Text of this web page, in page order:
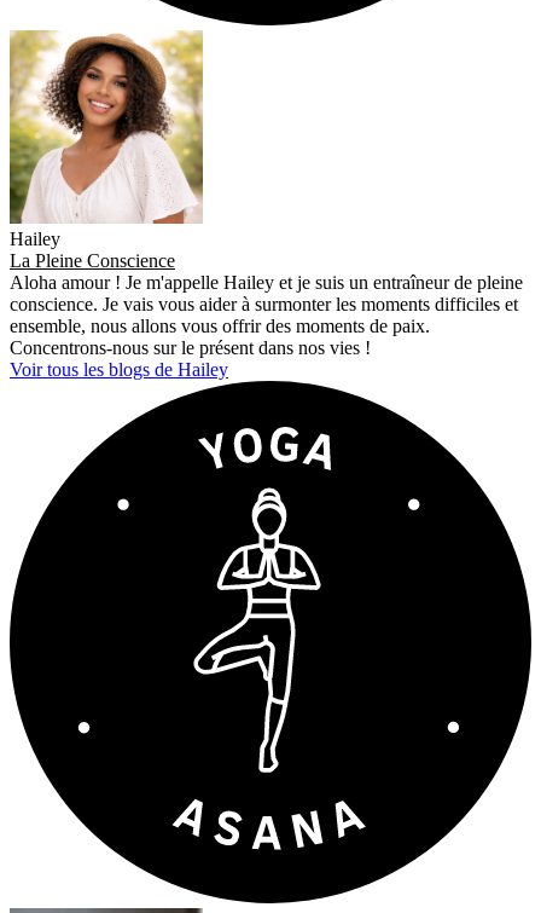
Hailey
La Pleine Conscience
Aloha amour ! Je m'appelle Hailey et je suis un entraîneur de pleine
conscience. Je vais vous aider à surmonter les moments difficiles et
ensemble, nous allons vous offrir des moments de paix.
Concentrons-nous sur le présent dans nos vies !
Voir tous les blogs de Hailey